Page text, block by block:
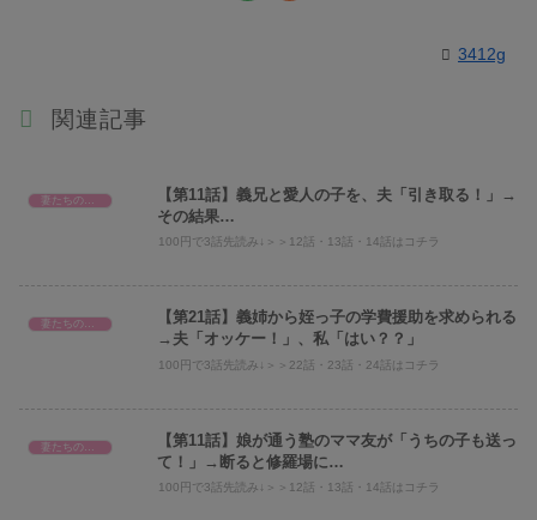
3412g
関連記事
【第11話】義兄と愛人の子を、夫「引き取る！」→
その結果…
100円で3話先読み↓＞＞12話・13話・14話はコチラ
【第21話】義姉から姪っ子の学費援助を求められる
→夫「オッケー！」、私「はい？？」
100円で3話先読み↓＞＞22話・23話・24話はコチラ
【第11話】娘が通う塾のママ友が「うちの子も送っ
て！」→断ると修羅場に…
100円で3話先読み↓＞＞12話・13話・14話はコチラ